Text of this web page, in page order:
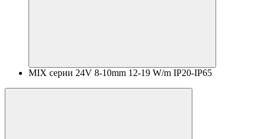
MIX серии 24V 8-10mm 12-19 W/m IP20-IP65